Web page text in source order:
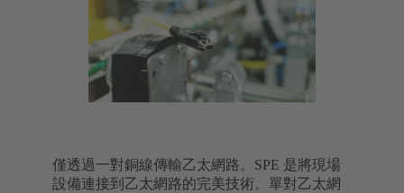
僅透過一對銅線傳輸乙太網路。SPE 是將現場
設備連接到乙太網路的完美技術。單對乙太網